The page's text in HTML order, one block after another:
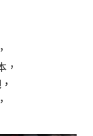
，